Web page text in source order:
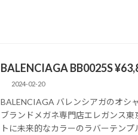
BALENCIAGA BB0025S
2024-02-20
BALENCIAGA バレンシアガのオシ
ブランドメガネ専門店エレガンス
トに未来的なカラーのラバーテン